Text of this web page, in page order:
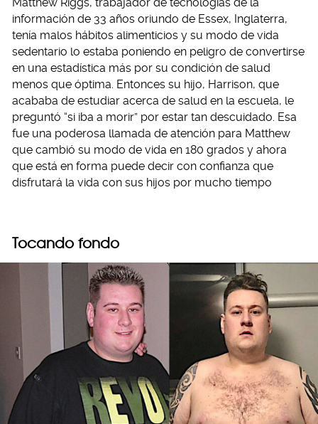
información de 33 años oriundo de Essex, Inglaterra,
tenía malos hábitos alimenticios y su modo de vida
sedentario lo estaba poniendo en peligro de convertirse
en una estadística más por su condición de salud
menos que óptima. Entonces su hijo, Harrison, que
acababa de estudiar acerca de salud en la escuela, le
preguntó “si iba a morir” por estar tan descuidado. Esa
fue una poderosa llamada de atención para Matthew
que cambió su modo de vida en 180 grados y ahora
que está en forma puede decir con confianza que
disfrutará la vida con sus hijos por mucho tiempo
Tocando fondo